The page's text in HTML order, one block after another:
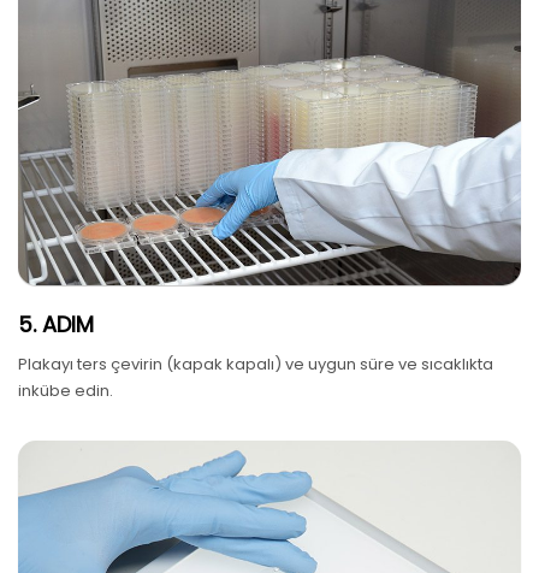
5. ADIM
Plakayı ters çevirin (kapak kapalı) ve uygun süre ve sıcaklıkta
inkübe edin.